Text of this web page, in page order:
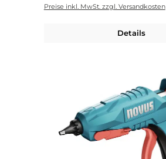
Preise inkl. MwSt. zzgl. Versandkosten
Details